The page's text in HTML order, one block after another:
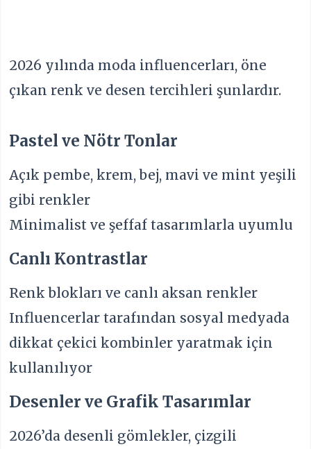
2026 yılında moda influencerları, öne
çıkan renk ve desen tercihleri şunlardır.
Pastel ve Nötr Tonlar
Açık pembe, krem, bej, mavi ve mint yeşili
gibi renkler
Minimalist ve şeffaf tasarımlarla uyumlu
Canlı Kontrastlar
Renk blokları ve canlı aksan renkler
Influencerlar tarafından sosyal medyada
dikkat çekici kombinler yaratmak için
kullanılıyor
Desenler ve Grafik Tasarımlar
2026’da desenli gömlekler, çizgili